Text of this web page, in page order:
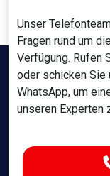
Unser
Fragen rund um
Verfügung. Rufen
oder schicken Sie
WhatsApp, um
unseren Experten